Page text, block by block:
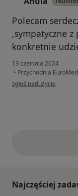
Polecam
,sympatyczne
konkretnie
13 czerwca 2024
• Przychodnia
w opinii użytkownika
zgłoś nadużycie
Najczęściej